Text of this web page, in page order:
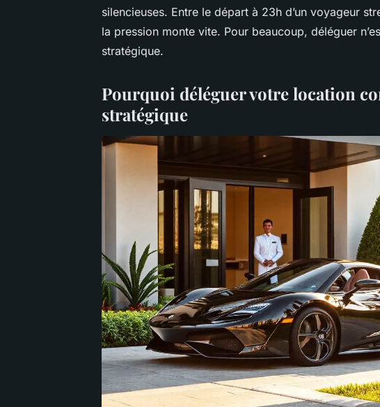
silencieuses. Entre le départ à 23h d’un voyageur
la pression monte vite. Pour beaucoup, déléguer
stratégique.
Pourquoi déléguer votre location
stratégique